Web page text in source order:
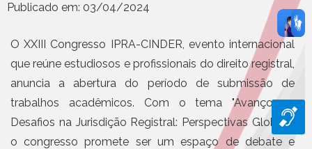
Publicado em: 03/04/2024
O XXIII Congresso IPRA-CINDER, evento internacional
que reúne estudiosos e profissionais do direito registral,
anuncia a abertura do período de submissão de
trabalhos acadêmicos. Com o tema "Avanços e
Desafios na Jurisdição Registral: Perspectivas Globais",
o congresso promete ser um espaço de debate e